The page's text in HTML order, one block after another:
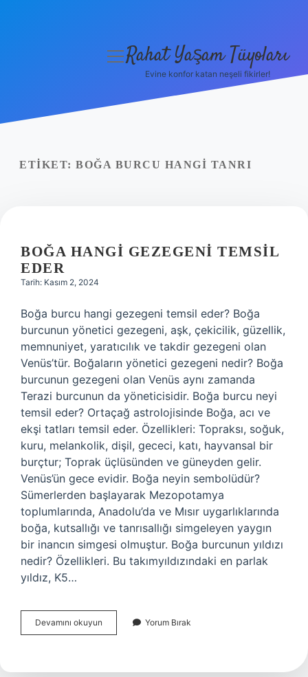
Yasal Uyarı
menüyü
Rahat Yaşam Tüyoları
Evine konfor katan neşeli fikirler!
ETIKET: BOĞA BURCU HANGI TANRI
BOĞA HANGI GEZEGENI TEMSIL
EDER
Tarih: Kasım 2, 2024
Boğa burcu hangi gezegeni temsil eder? Boğa
burcunun yönetici gezegeni, aşk, çekicilik, güzellik,
memnuniyet, yaratıcılık ve takdir gezegeni olan
Venüs’tür. Boğaların yönetici gezegeni nedir? Boğa
burcunun gezegeni olan Venüs aynı zamanda
Terazi burcunun da yöneticisidir. Boğa burcu neyi
temsil eder? Ortaçağ astrolojisinde Boğa, acı ve
ekşi tatları temsil eder. Özellikleri: Topraksı, soğuk,
kuru, melankolik, dişil, gececi, katı, hayvansal bir
burçtur; Toprak üçlüsünden ve güneyden gelir.
Venüs’ün gece evidir. Boğa neyin sembolüdür?
Sümerlerden başlayarak Mezopotamya
toplumlarında, Anadolu’da ve Mısır uygarlıklarında
boğa, kutsallığı ve tanrısallığı simgeleyen yaygın
bir inancın simgesi olmuştur. Boğa burcunun yıldızı
nedir? Özellikleri. Bu takımyıldızındaki en parlak
yıldız, K5…
Devamını okuyun
Hangi
Eder
Yorum Bırak